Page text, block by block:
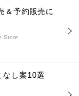
＆予約販売に
Store
なし案10選